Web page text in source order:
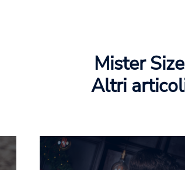
Mister Size
Altri